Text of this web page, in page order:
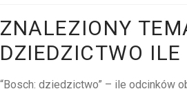
ZNALEZIONY
DZIEDZICTWO
“Bosch: dziedzictwo” – ile odcinków